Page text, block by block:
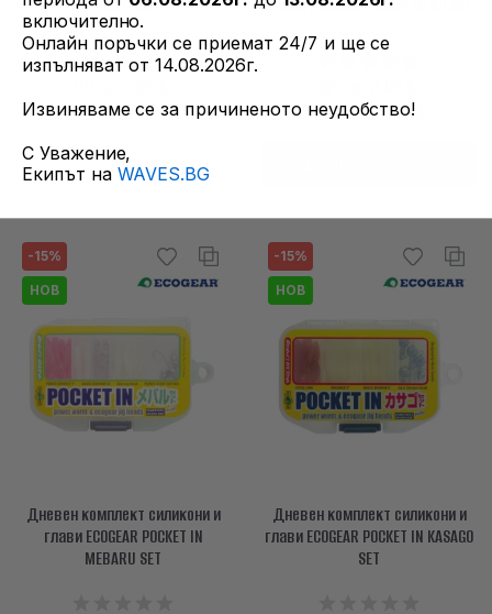
HEAD FINE
973лв./ 497€
глави ECOGEAR POCKET IN AJI SET
1865лв./ 954€
-15%
НОВ
Дневен комплект силикони и
глави ECOGEAR POCKET IN
MEBARU SET
-15%
НОВ
Дневен комплект силикони и
глави ECOGEAR POCKET IN KASAGO
SET
включително.
Онлайн поръчки се приемат 24/7 и ще се
изпълняват от 14.08.2026г.
Извиняваме се за причиненото неудобство!
С Уважение,
Екипът на WAVES.BG